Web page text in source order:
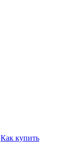
Как купить